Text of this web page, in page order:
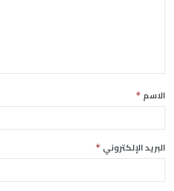
الاسم *
البريد الإلكتروني *